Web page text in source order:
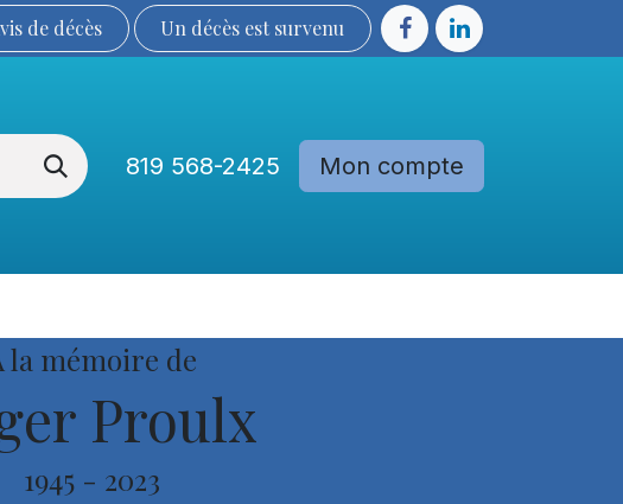
de décès Un décès est sur​​​​​​​​ve​nu​​​​​​​​​​
819 568-2425 Mon compte
la mémoire de
Proulx
1945 - 2023